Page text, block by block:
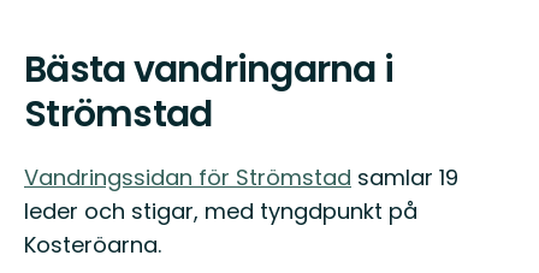
Bästa vandringarna i
Strömstad
Vandringssidan för Strömstad samlar 19
leder och stigar, med tyngdpunkt på
Kosteröarna.